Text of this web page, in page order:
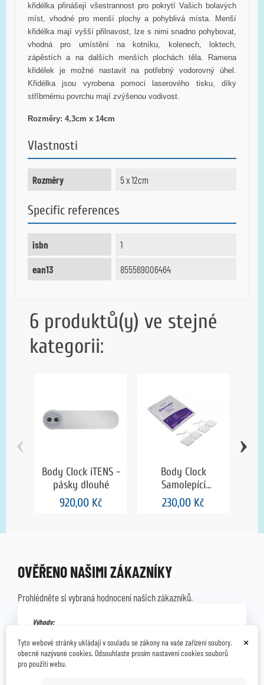
křidélka přinášejí všestrannost pro pokrytí Vašich bolavých
míst, vhodné pro menší plochy a pohyblivá místa. Menší
křidélka mají vyšší přilnavost, lze s nimi snadno pohybovat,
vhodná pro umístění na kotníku, kolenech, loktech,
zápěstích a na dalších menších plochách těla. Ramena
křidélek je možné nastavit na potřebný vodorovný úhel.
Křidélka jsou vyrobena pomoci laserového tisku, díky
stříbrnému povrchu mají zvýšenou vodivost.
Rozměry: 4,3cm x 14cm
Vlastnosti
Rozměry 5 x 12cm
Specific references
isbn 1
ean13 855569006464
6 produktů(y) ve stejné
kategorii:
Body Clock iTENS -
pásky dlouhé
920,00 Kč
Body Clock
Samolepící
podložka s
elektrodami -
230,00 Kč
‹ ›
OVĚŘENO NAŠIMI ZÁKAZNÍKY
Prohlédněte si vybraná hodnocení našich zákazníků.
Výhody:
Marta B. 22.05.2026
×
Tyto webové stránky ukládají v souladu se zákony na vaše zařízení soubory,
obecně nazývané cookies. Odsouhlaste prosím nastavení cookies souborů
pro použití webu.